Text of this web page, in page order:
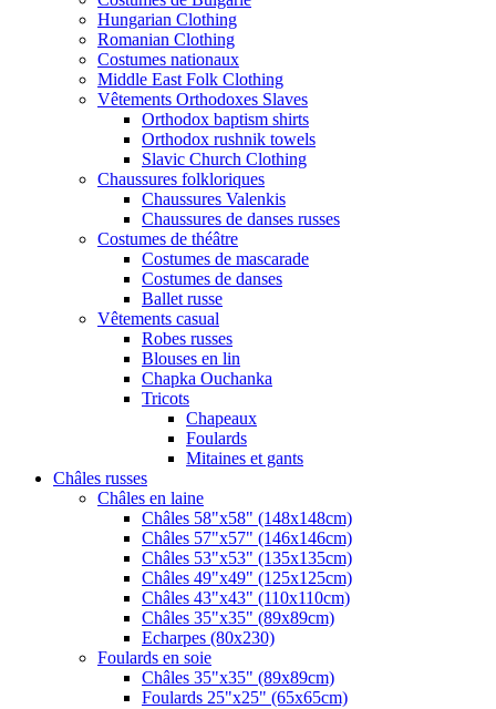
Hungarian Clothing
Romanian Clothing
Costumes nationaux
Middle East Folk Clothing
Vêtements Orthodoxes Slaves
Orthodox baptism shirts
Orthodox rushnik towels
Slavic Church Clothing
Chaussures folkloriques
Chaussures Valenkis
Chaussures de danses russes
Costumes de théâtre
Costumes de mascarade
Costumes de danses
Ballet russe
Vêtements casual
Robes russes
Blouses en lin
Chapka Ouchanka
Tricots
Chapeaux
Foulards
Mitaines et gants
Châles russes
Châles en laine
Châles 58"x58" (148x148cm)
Châles 57"x57" (146x146cm)
Châles 53"x53" (135x135cm)
Châles 49"x49" (125x125cm)
Châles 43"x43" (110x110cm)
Châles 35"x35" (89x89cm)
Echarpes (80х230)
Foulards en soie
Châles 35"x35" (89x89cm)
Foulards 25"x25" (65x65cm)